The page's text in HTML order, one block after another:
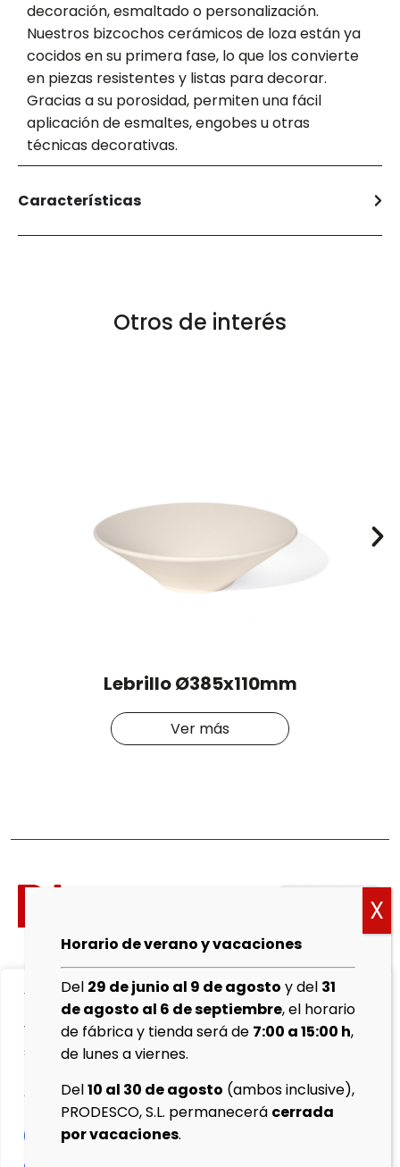
We value your privacy
We use cookies to enhance your browsing experience,
serve personalised ads or content, and analyse our
of cookies.
Customise
decoración, esmaltado o personalización.
Nuestros bizcochos cerámicos de loza están ya
cocidos en su primera fase, lo que los convierte
en piezas resistentes y listas para decorar.
Gracias a su porosidad, permiten una fácil
aplicación de esmaltes, engobes u otras
técnicas decorativas.
Características
Otros de interés
Lebrillo Ø385x110mm
Ver más
cookies
Aviso
Legal
Política de
Protocolo
de
Horario de verano y vacaciones
Del 29 de junio al 9 de agosto y del 31
de agosto al 6 de septiembre, el horario
de fábrica y tienda será de 7:00 a 15:00 h,
de lunes a viernes.
Del10 al 30 de agosto (ambos inclusive),
PRODESCO, S.L. permanecerá cerrada
por vacaciones.